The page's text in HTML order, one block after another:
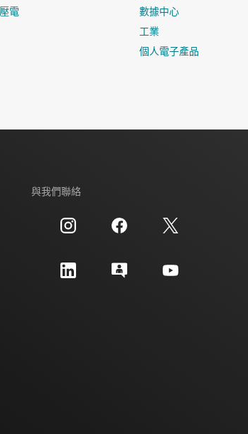
電
數據中心
工業
個人電子產品
與我們聯絡